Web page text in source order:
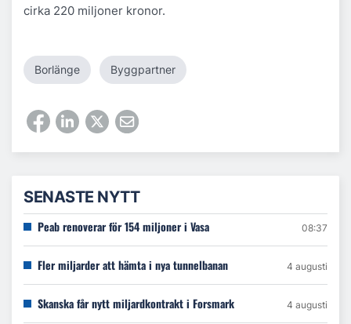
cirka 220 miljoner kronor.
Borlänge Byggpartner
SENASTE NYTT
Peab renoverar för 154 miljoner i Vasa 08:37
Fler miljarder att hämta i nya tunnelbanan 4 augusti
Skanska får nytt miljardkontrakt i Forsmark 4 augusti